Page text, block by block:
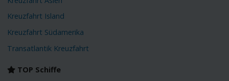
Kreuzfahrt Island
Kreuzfahrt Südamerika
Transatlantik Kreuzfahrt
TOP Schiffe